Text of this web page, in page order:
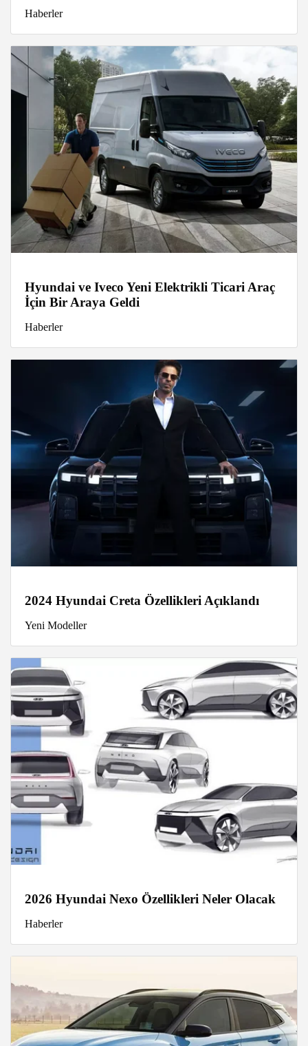
Haberler
Hyundai ve Iveco Yeni Elektrikli Ticari Araç
İçin Bir Araya Geldi
Haberler
2024 Hyundai Creta Özellikleri Açıklandı
Yeni Modeller
2026 Hyundai Nexo Özellikleri Neler Olacak
Haberler